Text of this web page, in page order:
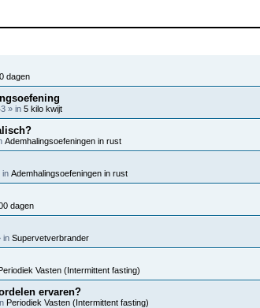
dagen
» in 5 kilo kwijt
Ademhalingsoefeningen in rust
in Ademhalingsoefeningen in rust
dagen
in Supervetverbrander
Vasten (Intermittent fasting)
ervaren?
Periodiek Vasten (Intermittent fasting)